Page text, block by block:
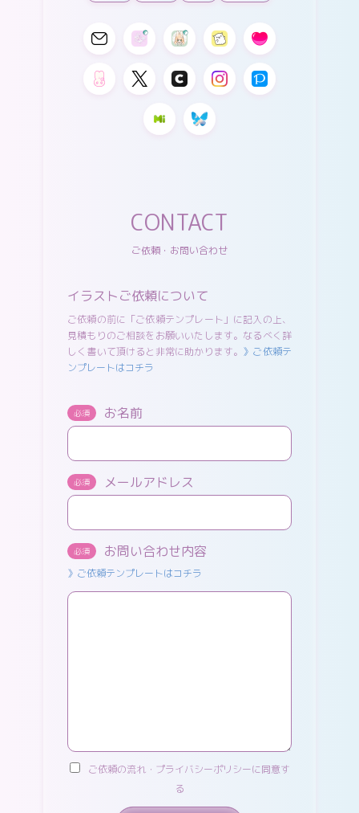
CONTACT
ご依頼・お問い合わせ
イラストご依頼について
ご依頼の前に「ご依頼テンプレート」に記入の上、
見積もりのご相談をお願いいたします。なるべく詳
しく書いて頂けると非常に助かります。 》ご依頼テ
ンプレートはコチラ
必須 お名前
必須 メールアドレス
必須 お問い合わせ内容
》ご依頼テンプレートはコチラ
ご依頼の流れ・プライバシーポリシーに同意す
る